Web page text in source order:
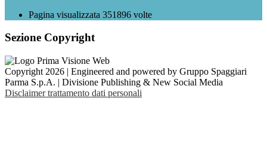
Pagina visualizzata 351896 volte
Sezione Copyright
Copyright 2026 | Engineered and powered by Gruppo Spaggiari
Parma S.p.A. | Divisione Publishing & New Social Media
Disclaimer trattamento dati personali